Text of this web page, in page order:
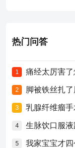
热门问答
1 痛经太厉害
2 脚被铁丝扎
3 乳腺纤维瘤
4 生脉饮口服
5 我家宝宝才四